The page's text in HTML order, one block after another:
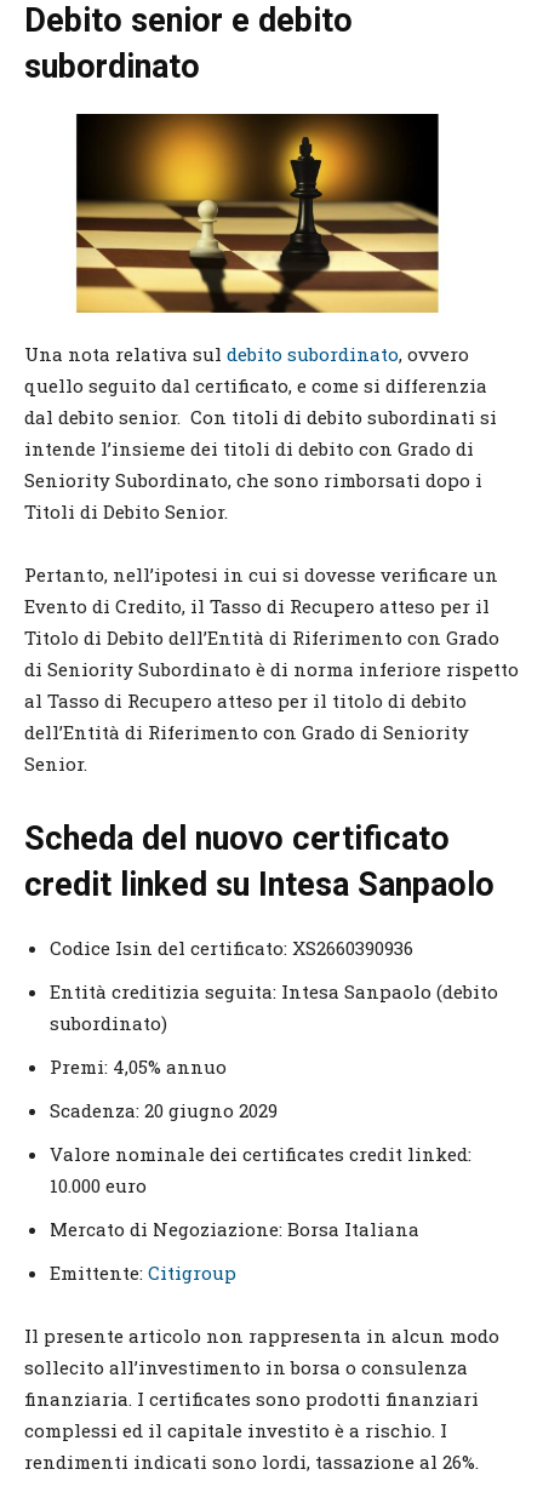
Debito senior e debito
subordinato
Una nota relativa sul debito subordinato, ovvero
quello seguito dal certificato, e come si differenzia
dal debito senior. Con titoli di debito subordinati si
intende l’insieme dei titoli di debito con Grado di
Seniority Subordinato, che sono rimborsati dopo i
Titoli di Debito Senior.
Pertanto, nell’ipotesi in cui si dovesse verificare un
Evento di Credito, il Tasso di Recupero atteso per il
Titolo di Debito dell’Entità di Riferimento con Grado
di Seniority Subordinato è di norma inferiore rispetto
al Tasso di Recupero atteso per il titolo di debito
dell’Entità di Riferimento con Grado di Seniority
Senior.
Scheda del nuovo certificato
credit linked su Intesa Sanpaolo
Codice Isin del certificato: XS2660390936
Entità creditizia seguita: Intesa Sanpaolo (debito
subordinato)
Premi: 4,05% annuo
Scadenza: 20 giugno 2029
Valore nominale dei certificates credit linked:
10.000 euro
Mercato di Negoziazione: Borsa Italiana
Emittente: Citigroup
Il presente articolo non rappresenta in alcun modo
sollecito all’investimento in borsa o consulenza
finanziaria. I certificates sono prodotti finanziari
complessi ed il capitale investito è a rischio. I
rendimenti indicati sono lordi, tassazione al 26%.